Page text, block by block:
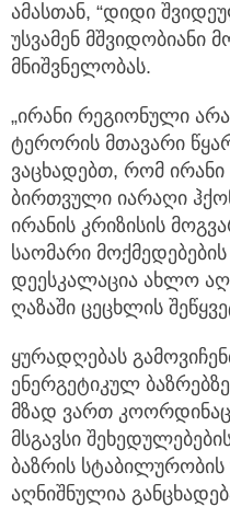
ამასთან, “დიდი
უსვამენ მშვიდობიანი
მნიშვნელობას.
„ირანი რეგიონული
ტერორის მთავარი
ვაცხადებთ, რომ
ბირთვული იარაღი
ირანის კრიზისის
საომარი
დეესკალაცია ახლო
ღაზაში ცეცხლის
ყურადღებას
ენერგეტიკულ
მზად ვართ
მსგავსი
ბაზრის
აღნიშნულია